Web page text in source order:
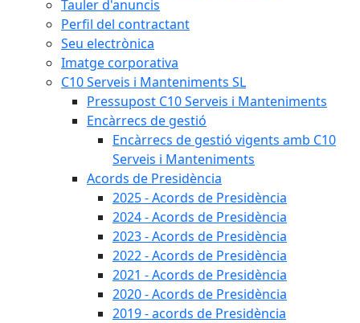
Tauler d'anuncis
Perfil del contractant
Seu electrònica
Imatge corporativa
C10 Serveis i Manteniments SL
Pressupost C10 Serveis i Manteniments
Encàrrecs de gestió
Encàrrecs de gestió vigents amb C10
Serveis i Manteniments
Acords de Presidència
2025 - Acords de Presidència
2024 - Acords de Presidència
2023 - Acords de Presidència
2022 - Acords de Presidència
2021 - Acords de Presidència
2020 - Acords de Presidència
2019 - acords de Presidència